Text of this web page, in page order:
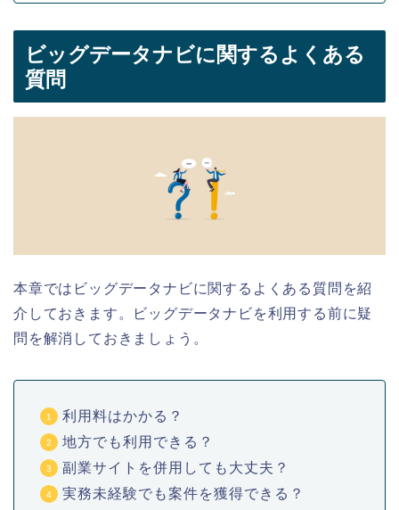
ビッグデータナビに関するよくある
質問
本章ではビッグデータナビに関するよくある質問を紹
介しておきます。ビッグデータナビを利用する前に疑
問を解消しておきましょう。
利用料はかかる？
地方でも利用できる？
副業サイトを併用しても大丈夫？
実務未経験でも案件を獲得できる？